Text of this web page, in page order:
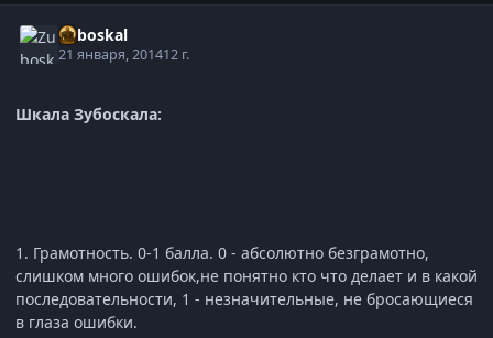
Zuboskal
21 января, 201412 г.
Шкала Зубоскала:
1. Грамотность. 0-1 балла. 0 - абсолютно безграмотно,
слишком много ошибок,не понятно кто что делает и в какой
последовательности, 1 - незначительные, не бросающиеся
в глаза ошибки.